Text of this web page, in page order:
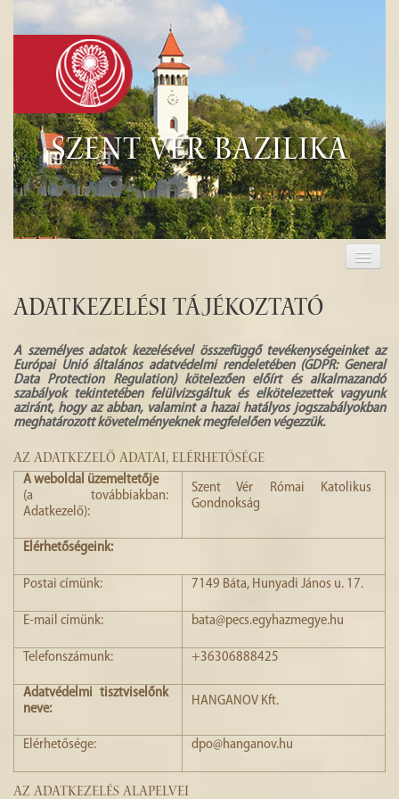
Szent Vér Bazilika
KEGYHELY
TURISZTIKA
HISTÓRIA
GALÉRIA
4
Adatkezelési Tájékoztató
A személyes adatok kezelésével összefüggő tevékenységeinket az
Európai Unió általános adatvédelmi rendeletében (GDPR: General
Data Protection Regulation) kötelezően előírt és alkalmazandó
szabályok tekintetében felülvizsgáltuk és elkötelezettek vagyunk
aziránt, hogy az abban, valamint a hazai hatályos jogszabályokban
meghatározott követelményeknek megfelelően végezzük.
AZ ADATKEZELŐ ADATAI, ELÉRHETŐSÉGE
A weboldal üzemeltetője
(a továbbiakban:
Adatkezelő):
Szent Vér Római Katolikus
Gondnokság
Elérhetőségeink:
Postai címünk: 7149 Báta, Hunyadi János u. 17.
E-mail címünk: bata@pecs.egyhazmegye.hu
Telefonszámunk: +36306888425
Adatvédelmi tisztviselőnk
neve:
HANGANOV Kft.
Elérhetősége: dpo@hanganov.hu
AZ ADATKEZELÉS ALAPELVEI